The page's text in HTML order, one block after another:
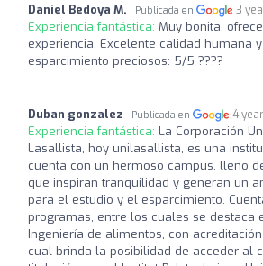
Daniel Bedoya M. Publicada en 3
Experiencia fantástica: Muy bonita,
experiencia. Excelente calidad humana
esparcimiento preciosos: 5/5 ????
Duban gonzalez Publicada en 4
Experiencia fantástica: La Corporación
Lasallista, hoy unilasallista, es una
cuenta con un hermoso campus, lleno
que inspiran tranquilidad y generan un
para el estudio y el esparcimiento.
programas, entre los cuales se destaca
Ingeniería de alimentos, con
cual brinda la posibilidad de acceder al